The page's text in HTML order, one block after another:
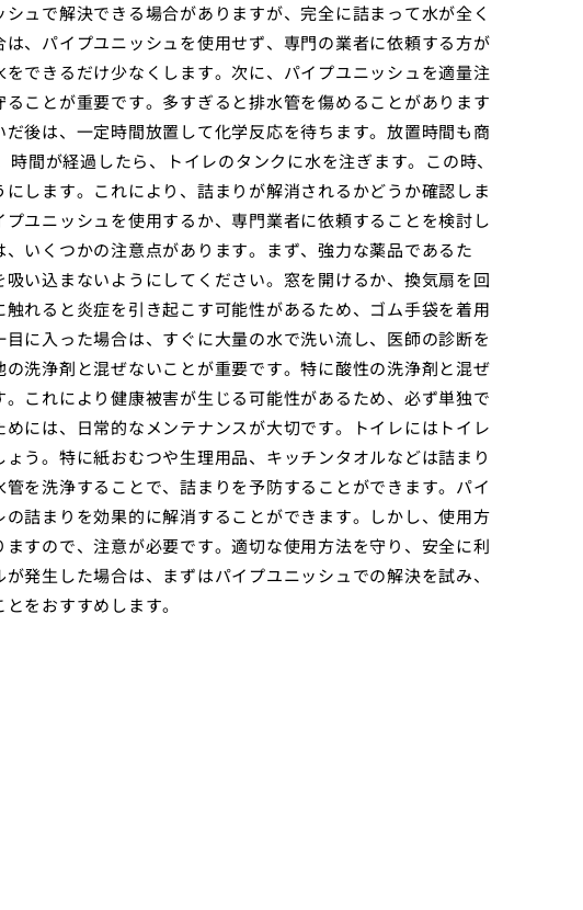
ュで解決できる場合がありますが、完全に詰まって水が全く
、パイプユニッシュを使用せず、専門の業者に依頼する方が
できるだけ少なくします。次に、パイプユニッシュを適量注
ことが重要です。多すぎると排水管を傷めることがあります
後は、一定時間放置して化学反応を待ちます。放置時間も商
間が経過したら、トイレのタンクに水を注ぎます。この時、
します。これにより、詰まりが解消されるかどうか確認しま
ユニッシュを使用するか、専門業者に依頼することを検討し
いくつかの注意点があります。まず、強力な薬品であるた
い込まないようにしてください。窓を開けるか、換気扇を回
れると炎症を引き起こす可能性があるため、ゴム手袋を着用
に入った場合は、すぐに大量の水で洗い流し、医師の診断を
洗浄剤と混ぜないことが重要です。特に酸性の洗浄剤と混ぜ
これにより健康被害が生じる可能性があるため、必ず単独で
には、日常的なメンテナンスが大切です。トイレにはトイレ
う。特に紙おむつや生理用品、キッチンタオルなどは詰まり
を洗浄することで、詰まりを予防することができます。パイ
詰まりを効果的に解消することができます。しかし、使用方
すので、注意が必要です。適切な使用方法を守り、安全に利
発生した場合は、まずはパイプユニッシュでの解決を試み、
をおすすめします。